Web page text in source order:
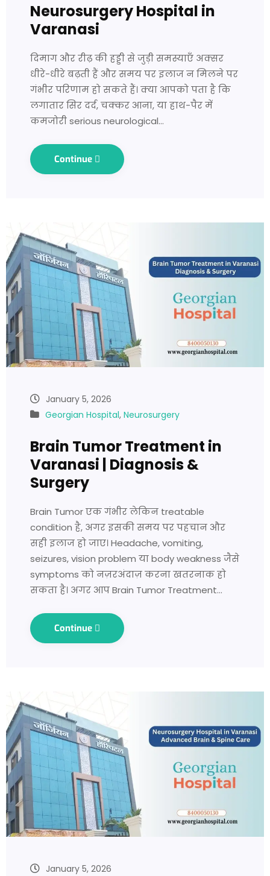
Neurosurgery Hospital in
Varanasi
दिमाग और रीढ़ की हड्डी से जुड़ी समस्याएँ अक्सर
धीरे-धीरे बढ़ती हैं और समय पर इलाज न मिलने पर
गंभीर परिणाम हो सकते हैं। क्या आपको पता है कि
लगातार सिर दर्द, चक्कर आना, या हाथ-पैर में
कमजोरी serious neurological…
Continue
January 5, 2026
Georgian Hospital, Neurosurgery
Brain Tumor Treatment in
Varanasi | Diagnosis &
Surgery
Brain Tumor एक गंभीर लेकिन treatable
condition है, अगर इसकी समय पर पहचान और
सही इलाज हो जाए। Headache, vomiting,
seizures, vision problem या body weakness जैसे
symptoms को नज़रअंदाज़ करना खतरनाक हो
सकता है। अगर आप Brain Tumor Treatment…
Continue
January 5, 2026